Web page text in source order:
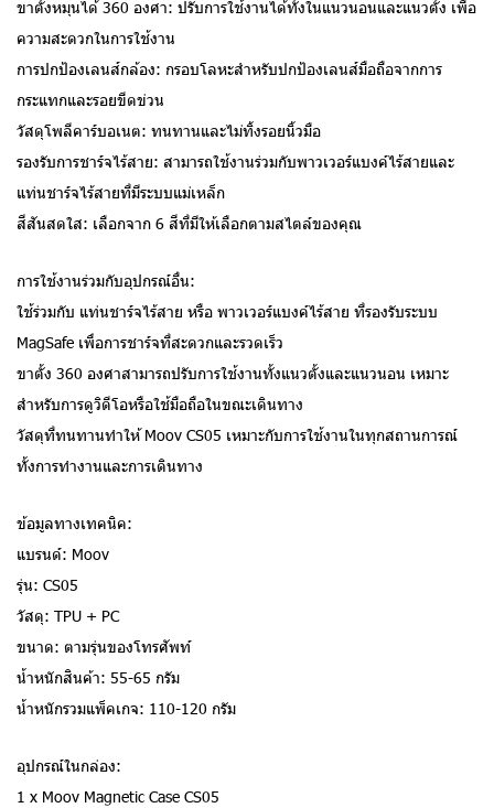
ขาตั้งหมุนได้ 360 องศา: ปรับการใช้งานได้ทั้งในแนวนอนและแนวตั้ง เพื่อ
ความสะดวกในการใช้งาน
การปกป้องเลนส์กล้อง: กรอบโลหะสำหรับปกป้องเลนส์มือถือจากการ
กระแทกและรอยขีดข่วน
วัสดุโพลีคาร์บอเนต: ทนทานและไม่ทิ้งรอยนิ้วมือ
รองรับการชาร์จไร้สาย: สามารถใช้งานร่วมกับพาวเวอร์แบงค์ไร้สายและ
แท่นชาร์จไร้สายที่มีระบบแม่เหล็ก
สีสันสดใส: เลือกจาก 6 สีที่มีให้เลือกตามสไตล์ของคุณ
การใช้งานร่วมกับอุปกรณ์อื่น:
ใช้ร่วมกับ แท่นชาร์จไร้สาย หรือ พาวเวอร์แบงค์ไร้สาย ที่รองรับระบบ
MagSafe เพื่อการชาร์จที่สะดวกและรวดเร็ว
ขาตั้ง 360 องศาสามารถปรับการใช้งานทั้งแนวตั้งและแนวนอน เหมาะ
สำหรับการดูวิดีโอหรือใช้มือถือในขณะเดินทาง
วัสดุที่ทนทานทำให้ Moov CS05 เหมาะกับการใช้งานในทุกสถานการณ์
ทั้งการทำงานและการเดินทาง
ข้อมูลทางเทคนิค:
แบรนด์: Moov
รุ่น: CS05
วัสดุ: TPU + PC
ขนาด: ตามรุ่นของโทรศัพท์
น้ำหนักสินค้า: 55-65 กรัม
น้ำหนักรวมแพ็คเกจ: 110-120 กรัม
อุปกรณ์ในกล่อง:
1 x Moov Magnetic Case CS05